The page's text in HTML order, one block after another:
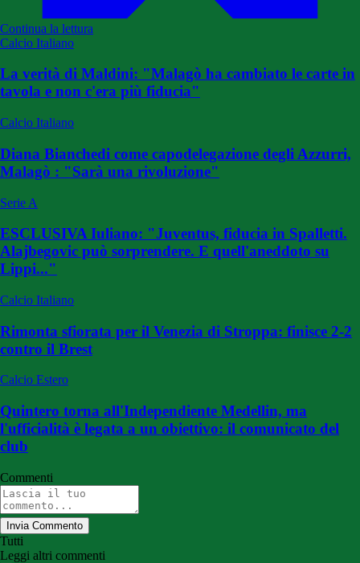
Continua la lettura
Calcio Italiano
La verità di Maldini: "Malagò ha cambiato le carte in
tavola e non c'era più fiducia"
Calcio Italiano
Diana Bianchedi come capodelegazione degli Azzurri,
Malagò : "Sarà una rivoluzione"
Serie A
ESCLUSIVA Iuliano: "Juventus, fiducia in Spalletti.
Alajbegovic può sorprendere. E quell'aneddoto su
Lippi..."
Calcio Italiano
Rimonta sfiorata per il Venezia di Stroppa: finisce 2-2
contro il Brest
Calcio Estero
Quintero torna all'Independiente Medellin, ma
l'ufficialità è legata a un obiettivo: il comunicato del
club
Commenti
Invia Commento
Tutti
Leggi altri commenti